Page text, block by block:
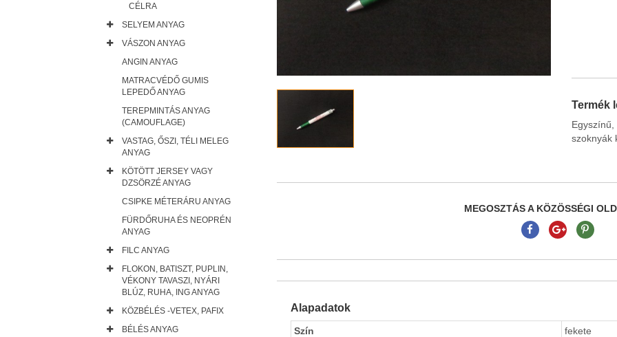
Termék
szoknyák
MEGOSZTÁS A KÖZÖSSÉGI
Alapadatok
Szín
fekete
CÉLRA
SELYEM ANYAG
VÁSZON ANYAG
ANGIN ANYAG
MATRACVÉDŐ GUMIS
LEPEDŐ ANYAG
TEREPMINTÁS ANYAG
(CAMOUFLAGE)
VASTAG, ŐSZI, TÉLI MELEG
ANYAG
KÖTÖTT JERSEY VAGY
DZSÖRZÉ ANYAG
CSIPKE MÉTERÁRU ANYAG
FÜRDŐRUHA ÉS NEOPRÉN
ANYAG
FILC ANYAG
FLOKON, BATISZT, PUPLIN,
VÉKONY TAVASZI, NYÁRI
BLÚZ, RUHA, ING ANYAG
KÖZBÉLÉS -VETEX, PAFIX
BÉLÉS ANYAG